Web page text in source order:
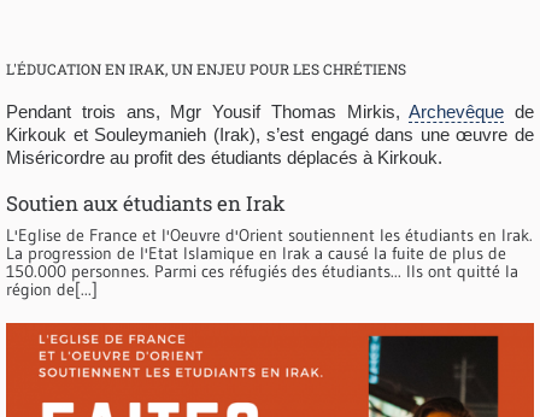
L'ÉDUCATION EN IRAK, UN ENJEU POUR LES CHRÉTIENS
Pendant trois ans, Mgr Yousif Thomas Mirkis,Archevêque de
Kirkouk et Souleymanieh (Irak), s’est engagé dans une œuvre de
Miséricordre au profit des étudiants déplacés à Kirkouk.
Soutien aux étudiants en Irak
L'Eglise de France et l'Oeuvre d'Orient soutiennent les étudiants en Irak.
La progression de l'Etat Islamique en Irak a causé la fuite de plus de
150.000 personnes. Parmi ces réfugiés des étudiants... Ils ont quitté la
région de[...]